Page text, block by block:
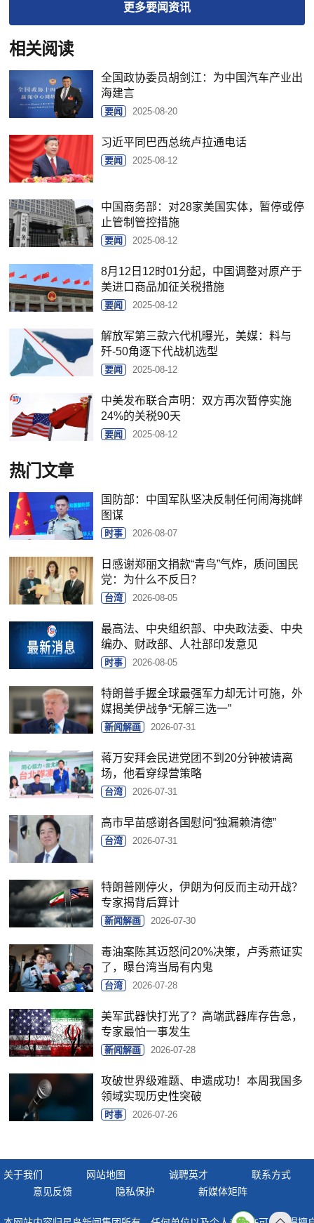
更多要闻资讯
相关阅读
全国政协委员胡剑江：为中国汽车产业出
海建言
要闻 2025-08-20
习近平同巴西总统卢拉通电话
要闻 2025-08-12
中国商务部：对28家美国实体，暂停或停
止管制管控措施
要闻 2025-08-12
8月12日12时01分起，中国调整对原产于
美进口商品加征关税措施
要闻 2025-08-12
解放军第三款六代机曝光，美媒：料与
歼-50角逐下代战机选型
要闻 2025-08-12
中美发布联合声明：双方再次暂停实施
24%的关税90天
要闻 2025-08-12
热门文章
国防部：中国军队坚决反制任何闹海挑衅
图谋
时事 2026-08-07
日感谢郑丽文捐款“青鸟”气炸，质问国民
党：为什么不反日？
台湾 2026-08-05
最高法、中央组织部、中央政法委、中央
编办、财政部、人社部印发意见
时事 2026-08-05
特朗普手握全球最强军力却无计可施，外
媒揭美伊战争“无解三选一”
新闻解画 2026-07-31
蒋万安拜会民进党团不到20分钟被请离
场，他看穿绿营策略
台湾 2026-07-31
高市早苗感谢各国慰问“独漏赖清德”
台湾 2026-07-31
特朗普刚停火，伊朗为何反而主动开战？
专家揭背后算计
新闻解画 2026-07-30
毒油案陈其迈怒问20%决策，卢秀燕证实
了，曝台湾当局有内鬼
台湾 2026-07-28
美军武器快打光了？高端武器库存告急，
专家最怕一事发生
新闻解画 2026-07-28
攻破世界级难题、申遗成功！本周我国多
领域实现历史性突破
时事 2026-07-26
关于我们 网站地图 诚聘英才
联系方式
意见反馈
隐私保护 新媒体矩阵